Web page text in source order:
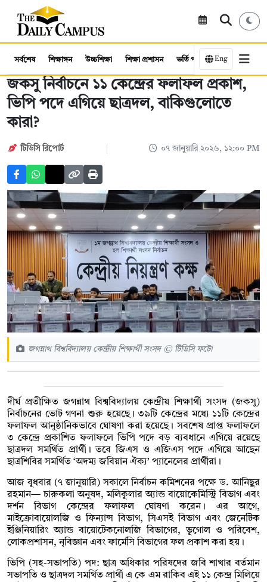
সর্বশেষ শিক্ষাঙ্গন উচ্চশিক্ষা শিক্ষা প্রশাসন ভর্তি পরীক্ষা কর্মসংস্থান
Eng
জকসু নির্বাচনে ১১ কেন্দ্রের ফলাফল প্রকাশ,
ভিপি পদে এগিয়ে ছাত্রদল, বাকিগুলোতে
কারা?
টিডিসি রিপোর্ট ০৭ জানুয়ারি ২০২৬, ১২:০০ PM
জগন্নাথ বিশ্ববিদ্যালয় কেন্দ্রীয় শিক্ষার্থী সংসদ © টিডিসি ফটো
দীর্ঘ প্রতীক্ষিত জগন্নাথ বিশ্ববিদ্যালয় কেন্দ্রীয় শিক্ষার্থী সংসদ (জকসু)
নির্বাচনের ভোট গণনা শুরু হয়েছে। ৩৯টি কেন্দ্রের মধ্যে ১১টি কেন্দ্রের
ফলাফল আনুষ্ঠানিকভাবে ঘোষণা করা হয়েছে। সবশেষ প্রাপ্ত ফলাফলে
৩ কেন্দ্রে প্রকাশিত ফলাফলে ভিপি পদে বড় ব্যবধানে এগিয়ে রয়েছে
ছাত্রদল সমর্থিত প্রার্থী। তবে জিএস ও এজিএস পদে এগিয়ে আছেন
ছাত্রশিবির সমর্থিত ‘অদম্য জবিয়ান ঐক্য’ প্যানেলের প্রার্থীরা।
আজ বুধবার (৭ জানুয়ারি) সকালে নির্বাচন কমিশনের পক্ষে ড. আনিছুর
রহমান— চারুকলা অনুষদ, মলিকুলার অ্যান্ড বায়োকেমিস্ট্রি বিভাগ এবং
দর্শন বিভাগ কেন্দ্রের ফলাফল ঘোষণা করেন। এর আগে,
মাইক্রোবায়োলজি ও ফিন্যান্স বিভাগ, সিএসই বিভাগ এবং জেনেটিক
ইঞ্জিনিয়ারিং অ্যান্ড বায়োটেকনোলজি বিভাগের, ভূগোল ও পরিবেশ,
লোকপ্রশাসন, নৃবিজ্ঞান এবং ফার্মেসি বিভাগের ফল প্রকাশ করা হয়।
ভিপি (সহ-সভাপতি) পদ: ছাত্র অধিকার পরিষদের জবি শাখার বর্তমান
সভাপতি ও ছাত্রদল সমর্থিত প্রার্থী এ কে এম রাকিব এই ১১ কেন্দ্র মিলিয়ে